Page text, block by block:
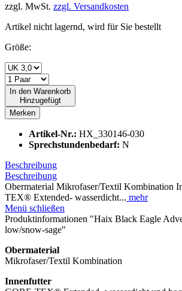
zzgl. MwSt. zzgl. Versandkosten
Artikel nicht lagernd, wird für Sie bestellt
Größe:
In den Warenkorb
Hinzugefügt
Merken
Artikel-Nr.: HX_330146-030
Sprechstundenbedarf: N
Beschreibung
Beschreibung
Obermaterial Mikrofaser/Textil Kombination
TEX® Extended- wasserdicht... mehr
Menü schließen
Produktinformationen "Haix Black Eagle
low/snow-sage"
Obermaterial
Mikrofaser/Textil Kombination
Innenfutter